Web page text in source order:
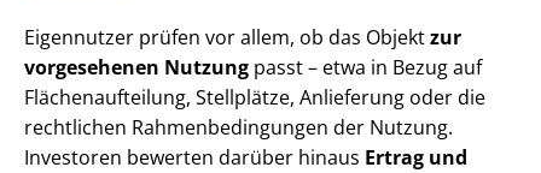
Eigennutzer prüfen vor allem, ob das Objektzur
vorgesehenen Nutzung passt – etwa in Bezug auf
Flä­chen­auf­tei­lung, Stellplätze, Anlieferung oder die
rechtlichen Rah­men­be­din­gun­gen der Nutzung.
Investoren bewerten darüber hinaus Ertrag und